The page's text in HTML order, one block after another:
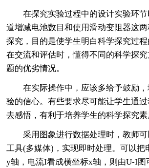
在探究实验过程中的设计实验环
道增减电池数目和使用滑动变阻器这
探究，目的是使学生明白科学探究过
在交流和评估时，懂得不同的科学探
题的优劣情况。
在实际操作中，应该多给予鼓励
验的信心。有些要求尽可能让学生通
去感悟，有利于培养学生的科学探究素
采用图象进行数据处理时，教师
工具(多媒体)，实现即时处理。可以把
y轴，电流I看成横坐标x轴，则由U-I图